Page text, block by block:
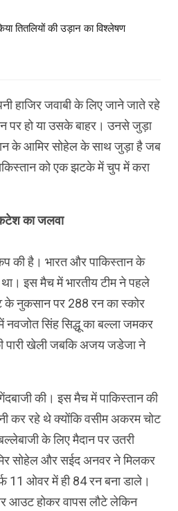
तितलियों की उड़ान का विश्लेषण
हाजिर जवाबी के लिए जाने जाते रहे
पर हो या उसके बाहर। उनसे जुड़ा
के आमिर सोहेल के साथ जुड़ा है जब
को एक झटके में चुप में करा
का जलवा
की है। भारत और पाकिस्तान के
था। इस मैच में भारतीय टीम ने पहले
के नुकसान पर 288 रन का स्कोर
नवजोत सिंह सिद्धू का बल्ला जमकर
पारी खेली जबकि अजय जडेजा ने
की। इस मैच में पाकिस्तान की
कर रहे थे क्योंकि वसीम अकरम चोट
के लिए मैदान पर उतरी
सोहेल और सईद अनवर ने मिलकर
11 ओवर में ही 84 रन बना डाले।
आउट होकर वापस लौटे लेकिन